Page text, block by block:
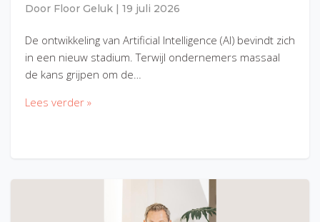
Door Floor Geluk 19 juli 2026
De ontwikkeling van Artificial Intelligence (AI) bevindt zich
in een nieuw stadium. Terwijl ondernemers massaal
de kans grijpen om de…
Lees verder »